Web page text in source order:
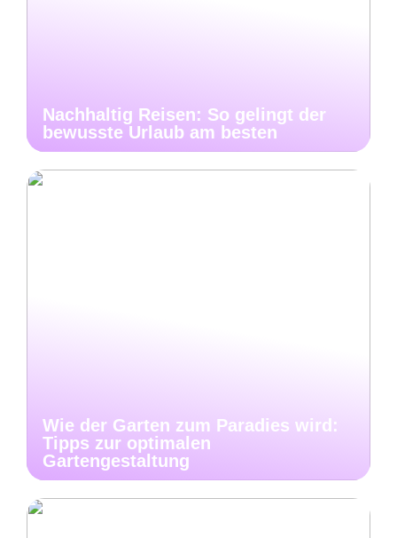
Nachhaltig Reisen: So gelingt der
bewusste Urlaub am besten
Wie der Garten zum Paradies wird:
Tipps zur optimalen
Gartengestaltung